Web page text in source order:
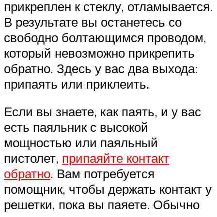
прикреплен к стеклу, отламывается.
В результате вы останетесь со
свободно болтающимся проводом,
который невозможно прикрепить
обратно. Здесь у вас два выхода:
припаять или приклеить.
Если вы знаете, как паять, и у вас
есть паяльник с высокой
мощностью или паяльный
пистолет, припаяйте контакт
обратно. Вам потребуется
помощник, чтобы держать контакт у
решетки, пока вы паяете. Обычно